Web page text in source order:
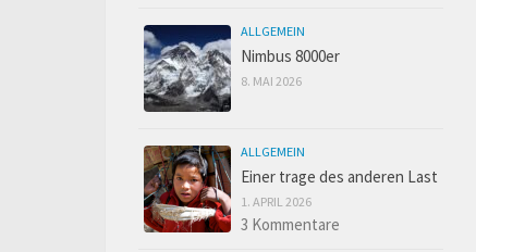
ALLGEMEIN
Nimbus 8000er
8. MAI 2026
ALLGEMEIN
Einer trage des anderen Last
1. APRIL 2026
3 Kommentare